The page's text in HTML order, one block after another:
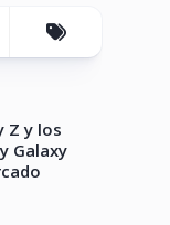
Z y los
Galaxy